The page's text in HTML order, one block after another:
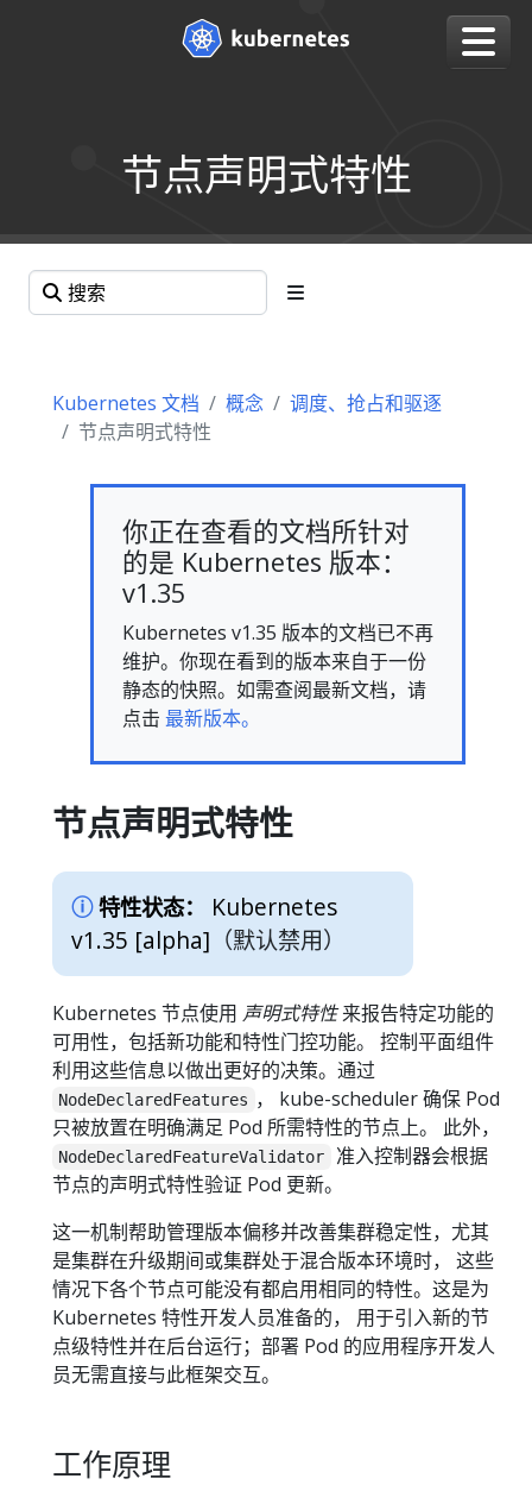
节点声明式特性
Kubernetes 文档 概念
调度、抢占和驱逐
节点声明式特性
你正在查看的文档所针对
的是 Kubernetes 版本：
v1.35
Kubernetes v1.35 版本的文档已不再
维护。你现在看到的版本来自于一份
静态的快照。如需查阅最新文档，请
点击 最新版本。
节点声明式特性
特性状态：
Kubernetes
v1.35 [alpha] （默认禁用）
Kubernetes 节点使用 声明式特性来报告特定功能的
可用性，包括新功能和特性门控功能。 控制平面组件
利用这些信息以做出更好的决策。通过
NodeDeclaredFeatures ， kube-scheduler 确保 Pod
只被放置在明确满足 Pod 所需特性的节点上。 此外，
NodeDeclaredFeatureValidator
准入控制器会根据
节点的声明式特性验证 Pod 更新。
这一机制帮助管理版本偏移并改善集群稳定性，尤其
是集群在升级期间或集群处于混合版本环境时， 这些
情况下各个节点可能没有都启用相同的特性。这是为
Kubernetes 特性开发人员准备的， 用于引入新的节
点级特性并在后台运行；部署 Pod 的应用程序开发人
员无需直接与此框架交互。
工作原理